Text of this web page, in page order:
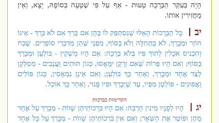
הָיָה בְּעִקַּר הַבְּרָכָה טָעוּת - אַף עַל פִּי שֶׁטָּעָה בְּסוֹפָהּ, יָצָא, וְאֵין
מַחֲזִירִין אוֹתוֹ.
כָּל הַבְּרָכוֹת הָאֵלּוּ שֶׁנִּסְתַּפֵּק לוֹ בָּהֶן אִם בֵּרֵךְ אִם לֹא בֵּרֵךְ - אֵינוֹ
חוֹזֵר וּמְבָרֵךְ, לֹא בַּתְּחִלָּה וְלֹא בַּסּוֹף, מִפְּנֵי שֶׁהֵן מִדִּבְרֵי סוֹפְרִים. שָׁכַח
וְהִכְנִיס א כָלִין לְתוֹךְ פִּיו בְּלֹא בְּרָכָה: אִם הָיוּ מַשְׁקִין - בּוֹלְעָן וּמְבָרֵךְ
בַּסּוֹף; וְאִם הָיוּ פֵּרוֹת שֶׁאִם זְרָקָן יִמָּאֲסוּ, כְּגוֹן תּוּתִים וַעֲנָבִים - מְסַלְּקָן
לְצַד אֶחָד וּמְבָרֵךְ, וְאַחַר כָּךְ בּוֹלְעָן; וְאִם אֵינָן נִמְאָסִין, כְּגוֹן פּוֹלִים
וַאֲפוּנִים - פּוֹלְטָן מִפִּיו, עַד שֶׁיְּבָרֵךְ וּפִיו פָּנוּי, וְאַחַר כָּךְ אוֹכֵל.
הקדימות בברכות
הָיוּ לְפָנָיו מִינִין הַרְבֵּה: אִם הָיוּ בִּרְכוֹתֵיהֶן שָׁווֹת - מְבָרֵךְ עַל אֶחָד
מֵהֶן וּפוֹטֵר אֶת הַשְּׁאָר; וְאִם אֵין בִּרְכוֹתֵיהֶן שָׁווֹת - מְבָרֵךְ עַל כָּל אֶחָד